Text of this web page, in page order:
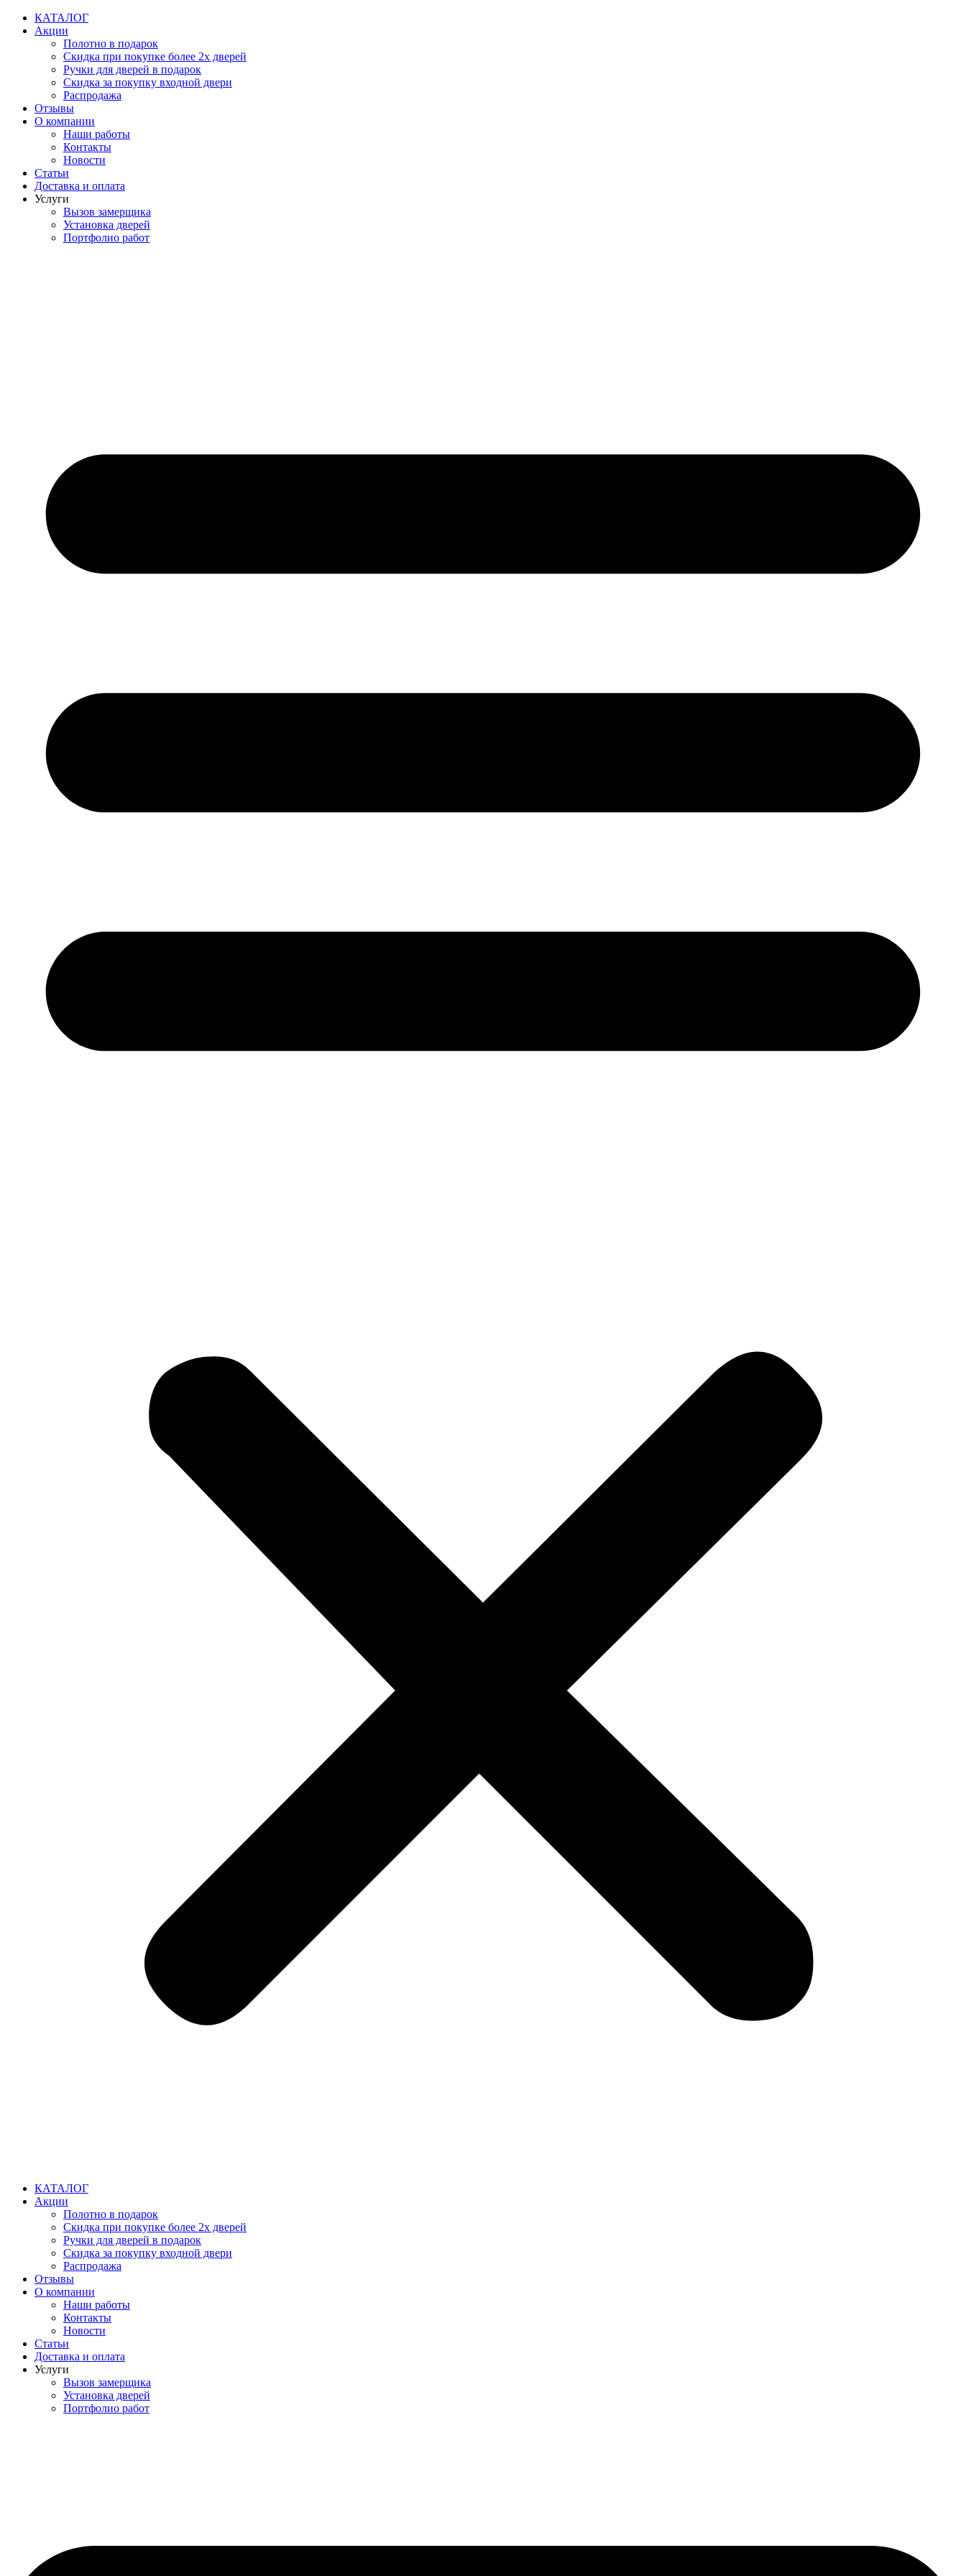
Перейти
содержимому
КАТАЛОГ
Акции
Полотно в подарок
Скидка при покупке более 2х дверей
Ручки для дверей в подарок
Скидка за покупку входной двери
Распродажа
Отзывы
О компании
Наши работы
Контакты
Новости
Статьи
Доставка и оплата
Услуги
Вызов замерщика
Установка дверей
Портфолио работ
КАТАЛОГ
Акции
Полотно в подарок
Скидка при покупке более 2х дверей
Ручки для дверей в подарок
Скидка за покупку входной двери
Распродажа
Отзывы
О компании
Наши работы
Контакты
Новости
Статьи
Доставка и оплата
Услуги
Вызов замерщика
Установка дверей
Портфолио работ